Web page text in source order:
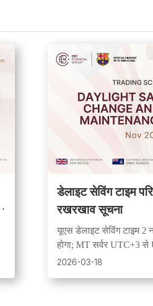
डेलाइट सेविंग टाइम
रखरखाव सूचना
यूएस डेलाइट सेविंग टाइम 2
होगा; MT सर्वर UTC+3 से
जाएँगे। BTCUSD ट्रेडिंग
2026-03-18